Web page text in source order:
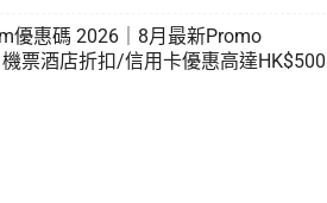
優惠碼 2026｜8月最新Promo
機票酒店折扣/信用卡優惠高達HK$500